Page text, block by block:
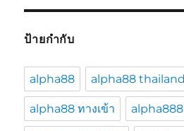
ป้ายกำกับ
alpha88 alpha88 thailand
alpha88 ทางเข้า alpha888